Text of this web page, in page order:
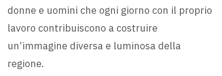
donne e uomini che ogni giorno con il proprio
lavoro contribuiscono a costruire
un’immagine diversa e luminosa della
regione.